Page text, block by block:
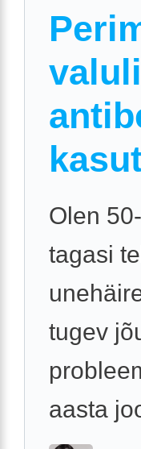
Olen
tagasi
tugev
aasta